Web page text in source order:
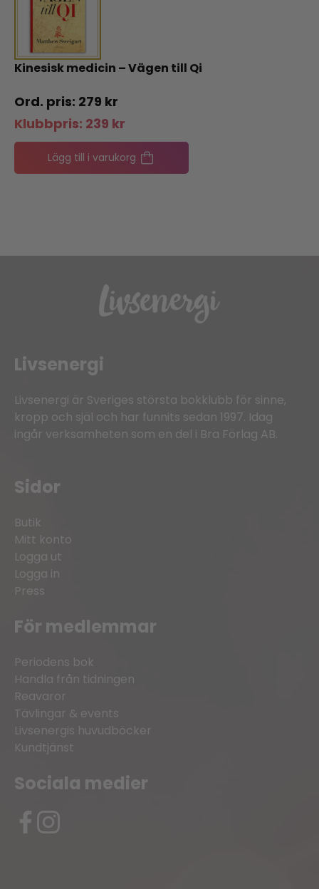
Kinesisk medicin – Vägen till Qi
279 kr
Klubbpris: 239 kr
Lägg till i varukorg
Livsenergi
Livsenergi är Sveriges största bokklubb för sinne,
kropp och själ och har funnits sedan 1997. Idag
ingår verksamheten som en del i Bra Förlag AB.
Sidor
Butik
Mitt konto
Logga ut
Logga in
Press
För medlemmar
Periodens bok
Handla från tidningen
Reavaror
Tävlingar & events
Livsenergis huvudböcker
Kundtjänst
Sociala medier